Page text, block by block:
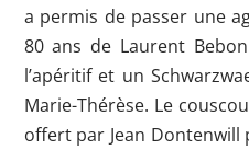
a permis de passer une
80 ans de Laurent
l’apéritif et un
Marie-Thérèse. Le
offert par Jean Dontenwill